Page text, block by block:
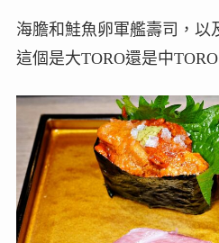
海膽和鮭魚卵軍艦壽司，以
這個是大TORO還是中TORO